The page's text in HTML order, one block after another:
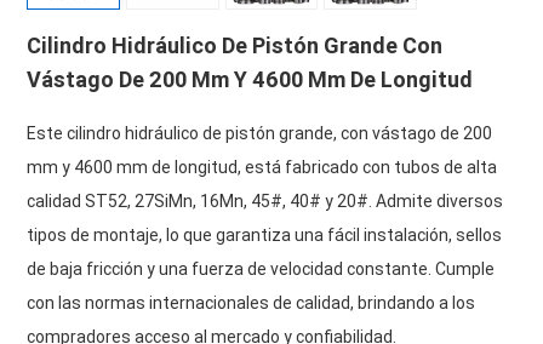
Cilindro Hidráulico De Pistón Grande Con
Vástago De 200 Mm Y 4600 Mm De Longitud
Este cilindro hidráulico de pistón grande, con vástago de 200
mm y 4600 mm de longitud, está fabricado con tubos de alta
calidad ST52, 27SiMn, 16Mn, 45#, 40# y 20#. Admite diversos
tipos de montaje, lo que garantiza una fácil instalación, sellos
de baja fricción y una fuerza de velocidad constante. Cumple
con las normas internacionales de calidad, brindando a los
compradores acceso al mercado y confiabilidad.